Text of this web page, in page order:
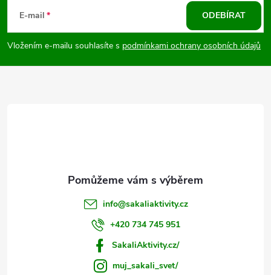
p
a
E-mail
Vložením e-mailu souhlasíte s podmínkami ochrany osobních údajů
ODEBÍRAT
info@sakaliaktivity.cz
+420 734 745 951
SakaliAktivity.cz/
muj_sakali_svet/